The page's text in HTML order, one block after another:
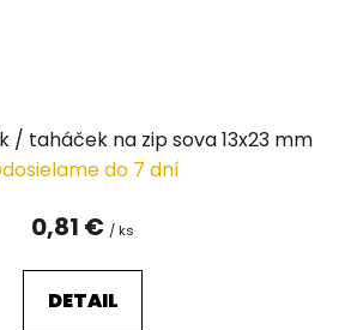
/ taháček na zip sova 13x23 mm
do 7 dní
0,81 € / ks
DETAIL